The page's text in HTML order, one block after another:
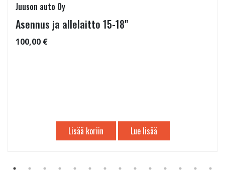
Juuson auto Oy
Asennus ja allelaitto 15-18"
100,00 €
Lisää koriin Lue lisää